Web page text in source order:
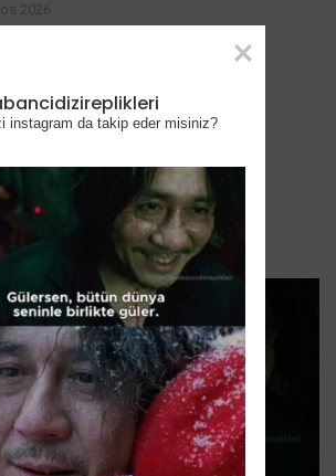
Suç Dramanına Geri Dönüyor
2026
da takip eder misiniz?
instagram da takip eder misiniz?